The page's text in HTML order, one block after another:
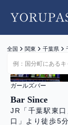
YORUPASS
全国 関東 千葉県
ガールズバー
Bar Since
JR「千葉駅東
口」より徒歩5分